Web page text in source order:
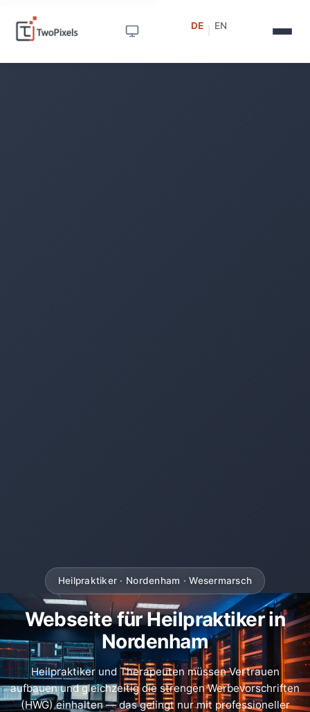
DE EN
🛡️
Heilpraktiker · Nordenham · Wesermarsch
Webseite für Heilpraktiker in
Nordenham
Heilpraktiker und Therapeuten müssen Vertrauen
aufbauen und gleichzeitig die strengen Werbevorschriften
(HWG) einhalten — das gelingt nur mit professioneller